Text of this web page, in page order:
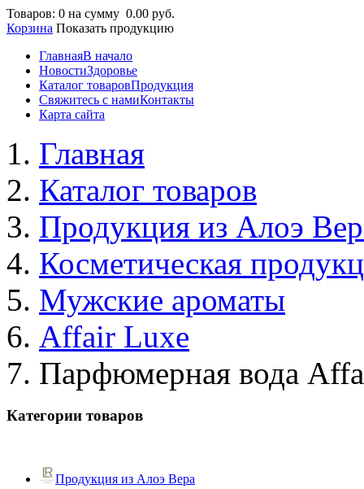
Товаров: 0 на сумму 0.00 руб.
Корзина Показать продукцию
ГлавнаяВ начало
НовостиЗдоровье
Каталог товаровПродукция
Свяжитесь с намиКонтакты
Карта сайта
Главная
Каталог товаров
Продукция из Алоэ
Косметическая
Мужские ароматы
Affair Luxe
Парфюмерная вода
Категории товаров
Продукция из Алоэ Вера